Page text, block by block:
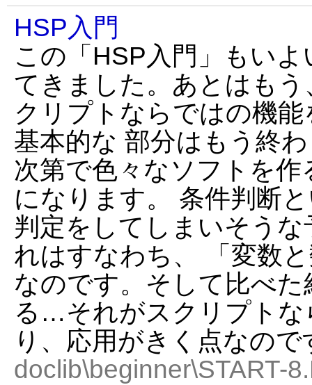
HSP入門
この「HSP入門」もい
てきました。あとはも
クリプトならではの機
基本的な 部分はもう終
次第で色々なソフトを
になります。 条件判断
判定をしてしまいそう
れはすなわち、 「変数
なのです。そして比べ
る…それがスクリプトな
り、応用がきく点なので
doclib\beginner\START-